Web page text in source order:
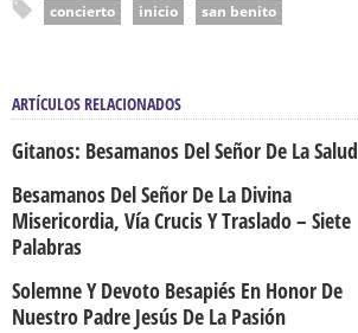
concierto inicio san benito
ARTÍCULOS RELACIONADOS
Gitanos: Besamanos Del Señor De La Salud
Besamanos Del Señor De La Divina
Misericordia, Vía Crucis Y Traslado – Siete
Palabras
Solemne Y Devoto Besapiés En Honor De
Nuestro Padre Jesús De La Pasión